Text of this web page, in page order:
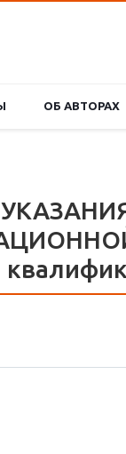
ОБ АВТОРАХ